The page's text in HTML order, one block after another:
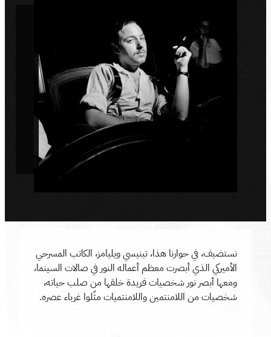
نستضيف، في حوارنا هذا، تينيسي ويليامز، الكاتب المسرحي
الأميركي الذي أبصرت معظم أعماله النور في صالات السينما،
ومعها أبصر نور شخصيات فريدة خلقها من صلب حياته،
شخصيات من اللامنتمين واللامنتميات مثّلوا غرباء عصره.